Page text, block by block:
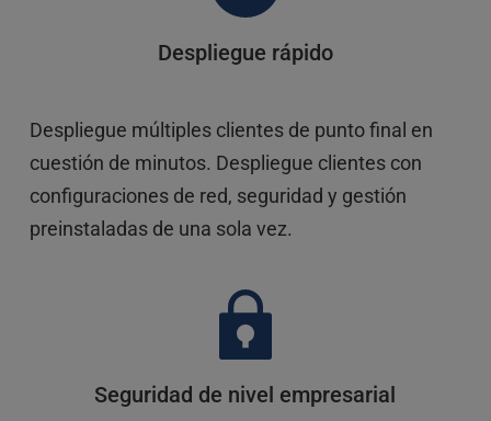
Despliegue rápido
Despliegue múltiples clientes de punto final en
cuestión de minutos. Despliegue clientes con
configuraciones de red, seguridad y gestión
preinstaladas de una sola vez.
Seguridad de nivel empresarial